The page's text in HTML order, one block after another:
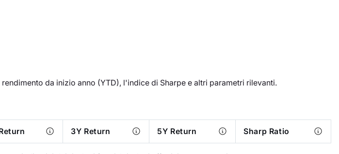
da inizio anno (YTD), l'indice di Sharpe e altri parametri rilevanti.
3Y Return 5Y Return Sharp Ratio